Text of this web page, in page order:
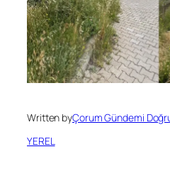
Written byÇorum Gündemi
YEREL